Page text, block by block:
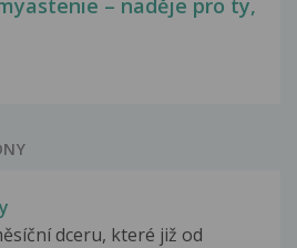
– naděje pro ty,
dceru, které již od